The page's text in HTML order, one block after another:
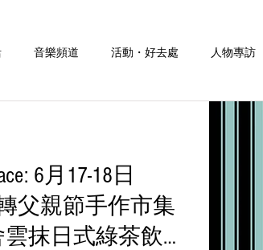
音樂頻道 活動・好去處 人物專訪
6月17-18日
轉父親節手作市集
抹日式綠茶飲